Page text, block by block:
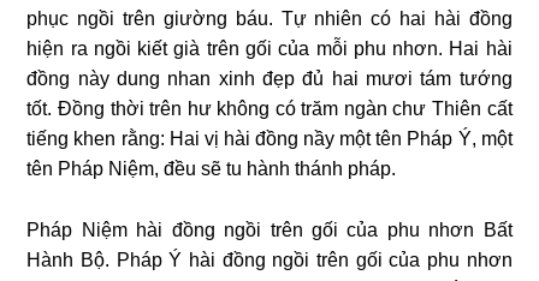
phục ngồi trên giường báu. Tự nhiên có hai hài đồng
hiện ra ngồi kiết già trên gối của mỗi phu nhơn. Hai hài
đồng này dung nhan xinh đẹp đủ hai mươi tám tướng
tốt. Đồng thời trên hư không có trăm ngàn chư Thiên cất
tiếng khen rằng: Hai vị hài đồng nầy một tên Pháp Ý, một
tên Pháp Niệm, đều sẽ tu hành thánh pháp.
Pháp Niệm hài đồng ngồi trên gối của phu nhơn Bất
Hành Bộ. Pháp Ý hài đồng ngồi trên gối của phu nhơn